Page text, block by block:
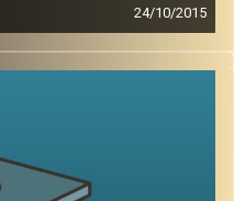
24/10/2015
רות רזניק, מייסדת
בעשייה למען נשים